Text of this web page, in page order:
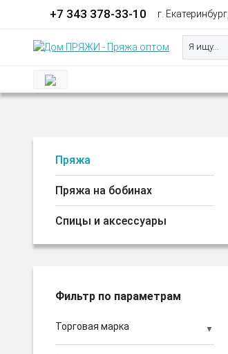
+7 343 378-33-10 г.
Я ищу...
Пряжа
Пряжа на бобинах
Спицы и аксессуары
Фильтр по параметрам
Торговая марка